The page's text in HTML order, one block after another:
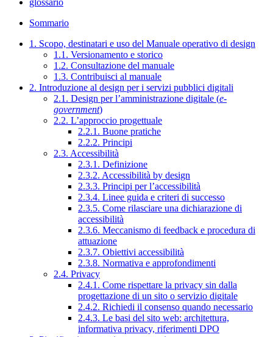
glossario
Sommario
1. Scopo, destinatari e uso del Manuale operativo di design
1.1. Versionamento e storico
1.2. Consultazione del manuale
1.3. Contribuisci al manuale
2. Introduzione al design per i servizi pubblici digitali
2.1. Design per l’amministrazione digitale (e-
government)
2.2. L’approccio progettuale
2.2.1. Buone pratiche
2.2.2. Principi
2.3. Accessibilità
2.3.1. Definizione
2.3.2. Accessibilità by design
2.3.3. Principi per l’accessibilità
2.3.4. Linee guida e criteri di successo
2.3.5. Come rilasciare una dichiarazione di
accessibilità
2.3.6. Meccanismo di feedback e procedura di
attuazione
2.3.7. Obiettivi accessibilità
2.3.8. Normativa e approfondimenti
2.4. Privacy
2.4.1. Come rispettare la privacy sin dalla
progettazione di un sito o servizio digitale
2.4.2. Richiedi il consenso quando necessario
2.4.3. Le basi del sito web: architettura,
informativa privacy, riferimenti DPO